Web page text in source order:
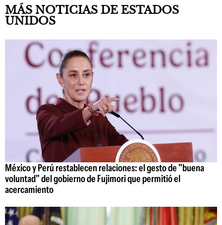
MÁS NOTICIAS DE ESTADOS
UNIDOS
México y Perú restablecen relaciones: el gesto de "buena
voluntad" del gobierno de Fujimori que permitió el
acercamiento